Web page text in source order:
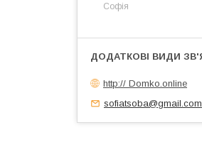
Софія
http:// Domko.online
sofiatsoba@gmail.com